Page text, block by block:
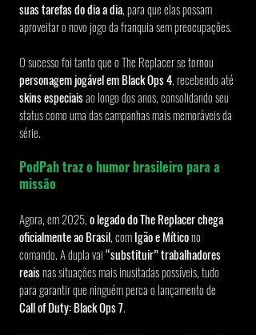
suas tarefas do dia a dia, para que elas possam
aproveitar o novo jogo da franquia sem preocupações.
O sucesso foi tanto que o The Replacer se tornou
personagem jogável em Black Ops 4, recebendo até
skins especiais ao longo dos anos, consolidando seu
status como uma das campanhas mais memoráveis da
série.
PodPah traz o humor brasileiro para a
missão
Agora, em 2025, o legado do The Replacer chega
oficialmente ao Brasil, com Igão e Mítico no
comando. A dupla vai “substituir” trabalhadores
reais nas situações mais inusitadas possíveis, tudo
para garantir que ninguém perca o lançamento de
Call of Duty: Black Ops 7.